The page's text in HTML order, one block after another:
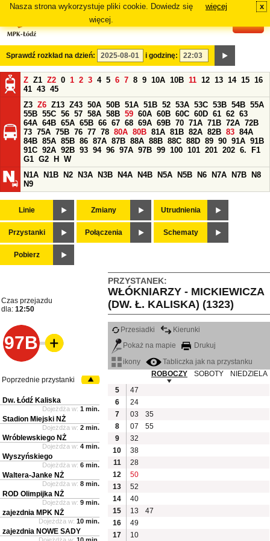
Nasza strona wykorzystuje pliki cookie. Dowiedz się
więcej.
więcej x
Sprawdź rozkład na dzień: i godzinę:
Z Z1 Z2 0 1 2 3 4 5 6 7 8 9 10A 10B 11 12 13 14 15 16
41 43 45
Z3 Z6 Z13 Z43 50A 50B 51A 51B 52 53A 53C 53B 54B 55A
55B 55C 56 57 58A 58B 59 60A 60B 60C 60D 61 62 63
64A 64B 65A 65B 66 67 68 69A 69B 70 71A 71B 72A 72B
73 75A 75B 76 77 78 80A 80B 81A 81B 82A 82B 83 84A
84B 85A 85B 86 87A 87B 88A 88B 88C 88D 89 90 91A 91B
91C 92A 92B 93 94 96 97A 97B 99 100 101 201 202 6.
F1
G1 G2 H
W
N1A
N1B N2 N3A N3B N4A N4B N5A N5B N6 N7A N7B
N8
N9
Linie Zmiany Utrudnienia
Przystanki Połączenia Schematy
Pobierz
PRZYSTANEK:
WŁÓKNIARZY - MICKIEWICZA
(DW. Ł. KALISKA) (1323)
Czas przejazdu
dla: 12:50
97B
Przesiadki
Kierunki
Pokaż na mapie
Drukuj
ikony
Tabliczka jak na przystanku
ROBOCZY
SOBOTY
NIEDZIELA
5
47
6
24
7
03
35
8
07
55
9
32
10
38
11
28
12
50
13
52
14
40
15
13
47
16
49
17
10
Poprzednie przystanki
Dw. Łódź Kaliska
Dojeżdża w: 1 min.
Stadion Miejski NŻ
Dojeżdża w: 2 min.
Wróblewskiego NŻ
Dojeżdża w: 4 min.
Wyszyńskiego
Dojeżdża w: 6 min.
Waltera-Janke NŻ
Dojeżdża w: 8 min.
ROD Olimpijka NŻ
Dojeżdża w: 9 min.
zajezdnia MPK NŻ
Dojeżdża w: 10 min.
zajezdnia NOWE SADY